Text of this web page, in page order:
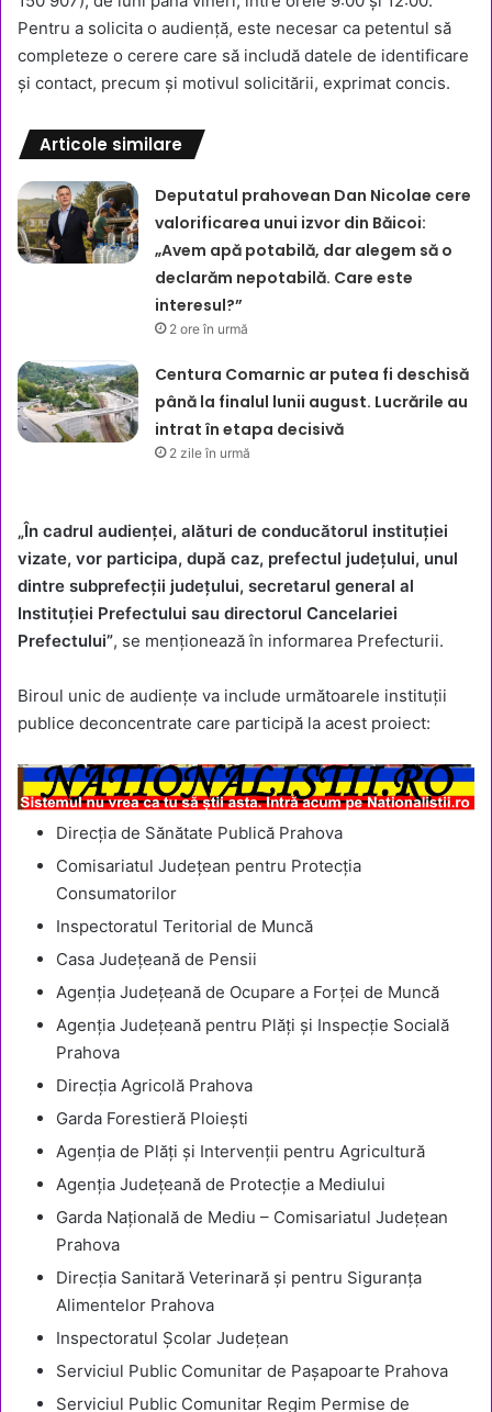
Pentru a solicita o audiență, este necesar ca petentul să
completeze o cerere care să includă datele de identificare
și contact, precum și motivul solicitării, exprimat concis.
Articole similare
Deputatul prahovean Dan Nicolae cere
valorificarea unui izvor din Băicoi:
„Avem apă potabilă, dar alegem să o
declarăm nepotabilă. Care este
interesul?”
2 ore în urmă
Centura Comarnic ar putea fi deschisă
până la finalul lunii august. Lucrările au
intrat în etapa decisivă
2 zile în urmă
„În cadrul audienței, alături de conducătorul instituției
vizate, vor participa, după caz, prefectul județului, unul
dintre subprefecții județului, secretarul general al
Instituției Prefectului sau directorul Cancelariei
Prefectului”, se menționează în informarea Prefecturii.
Biroul unic de audiențe va include următoarele instituții
publice deconcentrate care participă la acest proiect:
Direcția de Sănătate Publică Prahova
Comisariatul Județean pentru Protecția
Consumatorilor
Inspectoratul Teritorial de Muncă
Casa Județeană de Pensii
Agenția Județeană de Ocupare a Forței de Muncă
Agenția Județeană pentru Plăți și Inspecție Socială
Prahova
Direcția Agricolă Prahova
Garda Forestieră Ploiești
Agenția de Plăți și Intervenții pentru Agricultură
Agenția Județeană de Protecție a Mediului
Garda Națională de Mediu – Comisariatul Județean
Prahova
Direcția Sanitară Veterinară și pentru Siguranța
Alimentelor Prahova
Inspectoratul Școlar Județean
Serviciul Public Comunitar de Pașapoarte Prahova
Serviciul Public Comunitar Regim Permise de